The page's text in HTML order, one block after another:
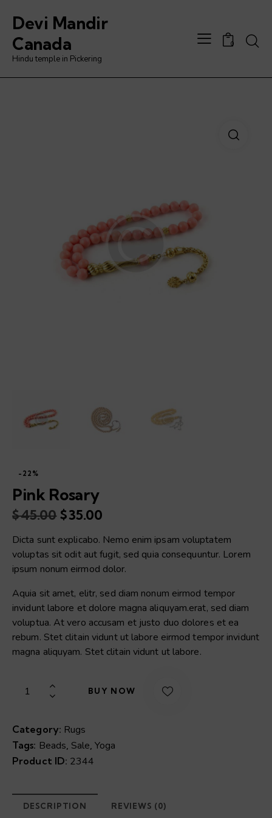
Devi Mandir
Canada
Hindu temple in Pickering
0
-22%
Pink Rosary
$45.00Original
was:
$45.00.
$35.00
is:
$35.00.
Dicta sunt explicabo. Nemo enim ipsam voluptatem
voluptas sit odit aut fugit, sed quia consequuntur. Lorem
ipsum nonum eirmod dolor.
Aquia sit amet, elitr, sed diam nonum eirmod tempor
invidunt labore et dolore magna aliquyam.erat, sed diam
voluptua. At vero accusam et justo duo dolores et ea
rebum. Stet clitain vidunt ut labore eirmod tempor invidunt
magna aliquyam. Stet clitain vidunt ut labore.
Pink
BUY NOW
Category: Rugs
Tags: Beads, Sale,Yoga
Product ID: 2344
DESCRIPTION REVIEWS (0)